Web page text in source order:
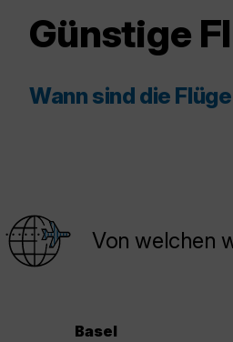
Günstige
Wann sind die
Von welchen
Basel